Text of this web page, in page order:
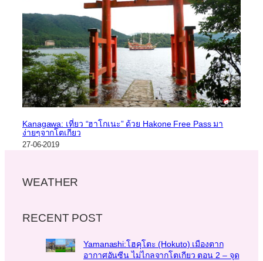
Kanagawa: เที่ยว “ฮาโกเนะ” ด้วย Hakone Free Pass มา
ง่ายๆจากโตเกียว
27-06-2019
WEATHER
RECENT POST
Yamanashi:โฮคุโตะ (Hokuto) เมืองตาก
อากาศอันซีน ไม่ไกลจากโตเกียว ตอน 2 – จุด